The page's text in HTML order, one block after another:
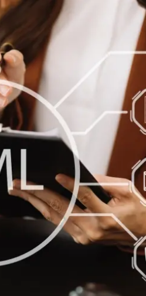
Ondersteuning voor
beroepsuitoefening: van de
rechtsgebiedenregister en